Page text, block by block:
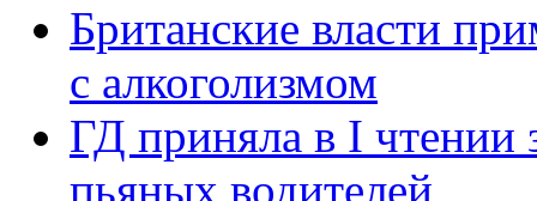
Британские власти
с алкоголизмом
ГД приняла в I чтении
пьяных водителей